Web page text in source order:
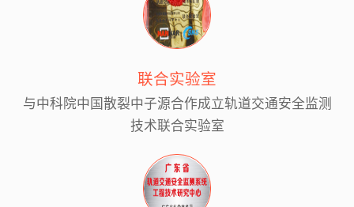
联合实验室
与中科院中国散裂中子源合作成立轨道交通安全监测
技术联合实验室